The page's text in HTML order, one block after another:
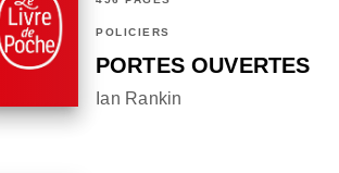
POLICIERS
PORTES OUVERTES
Ian Rankin